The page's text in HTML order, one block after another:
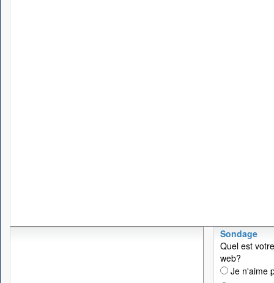
Sondage
Quel est
web?
Je n'aime